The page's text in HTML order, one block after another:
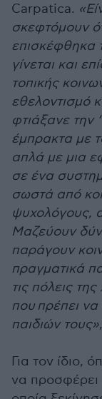
Carpatica.
σκεφτόµουν
επισκέφθηκα
γίνεται και
τοπικής
εθελοντισµό
φτιάξανε την
έµπρακτα µε
απλά µε µια
σε ένα
σωστά από
ψυχολόγους,
Μαζεύουν
παράγουν
πραγµατικά
τις πόλεις
πουπρέπει
παιδιών τους»
Για τον ίδιο,
να προσφέρει